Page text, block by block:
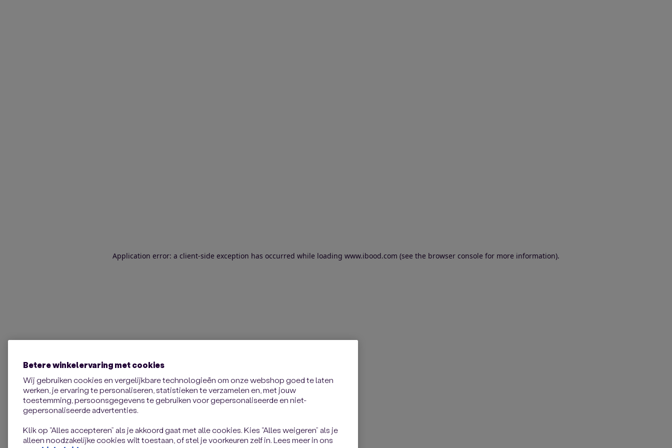
Application error: a client-side exception has occurred while loading www.ibood.com (see the browser console for more information).
Betere winkelervaring met cookies
Wij gebruiken cookies en vergelijkbare technologieën om onze webshop goed te laten
werken, je ervaring te personaliseren, statistieken te verzamelen en, met jouw
toestemming, persoonsgegevens te gebruiken voor gepersonaliseerde en niet-
gepersonaliseerde advertenties.
Klik op “Alles accepteren” als je akkoord gaat met alle cookies. Kies “Alles weigeren” als je
alleen noodzakelijke cookies wilt toestaan, of stel je voorkeuren zelf in. Lees meer in ons